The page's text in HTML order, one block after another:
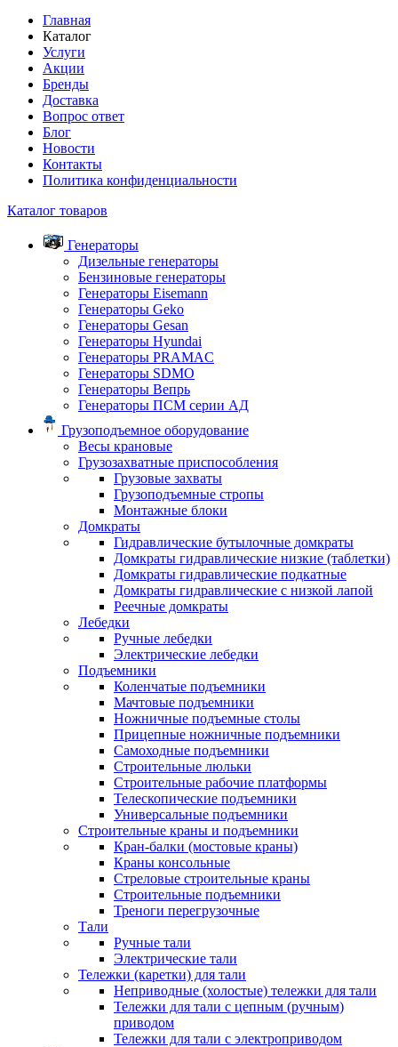
Главная
Каталог
Услуги
Акции
Бренды
Доставка
Вопрос ответ
Блог
Новости
Контакты
Политика конфиденциальности
Каталог товаров
Генераторы
Дизельные генераторы
Бензиновые генераторы
Генераторы Eisemann
Генераторы Geko
Генераторы Gesan
Генераторы Hyundai
Генераторы PRAMAC
Генераторы SDMO
Генераторы Вепрь
Генераторы ПСМ серии АД
Грузоподъемное оборудование
Весы крановые
Грузозахватные приспособления
Грузовые захваты
Грузоподъемные стропы
Монтажные блоки
Домкраты
Гидравлические бутылочные домкраты
Домкраты гидравлические низкие (таблетки)
Домкраты гидравлические подкатные
Домкраты гидравлические с низкой лапой
Реечные домкраты
Лебедки
Ручные лебедки
Электрические лебедки
Подъемники
Коленчатые подъемники
Мачтовые подъемники
Ножничные подъемные столы
Прицепные ножничные подъемники
Самоходные подъемники
Строительные люльки
Строительные рабочие платформы
Телескопические подъемники
Универсальные подъемники
Строительные краны и подъемники
Кран-балки (мостовые краны)
Краны консольные
Стреловые строительные краны
Строительные подъемники
Треноги перегрузочные
Тали
Ручные тали
Электрические тали
Тележки (каретки) для тали
Неприводные (холостые) тележки для тали
Тележки для тали с цепным (ручным)
приводом
Тележки для тали с электроприводом